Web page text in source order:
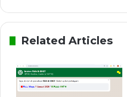
Related Articles